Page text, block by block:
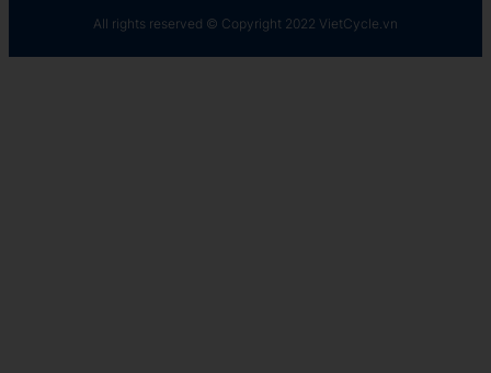
All rights reserved © Copyright 2022 VietCycle.vn